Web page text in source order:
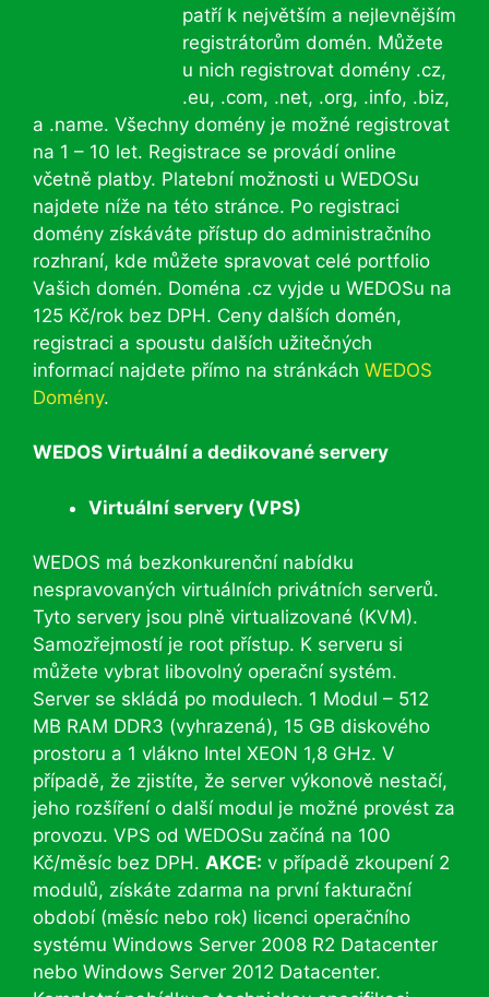
patří k největším a nejlevnějším
registrátorům domén. Můžete
u nich registrovat domény .cz,
.eu, .com, .net, .org, .info, .biz,
a .name. Všechny domény je možné registrovat
na 1 – 10 let. Registrace se provádí online
včetně platby. Platební možnosti u WEDOSu
najdete níže na této stránce. Po registraci
domény získáváte přístup do administračního
rozhraní, kde můžete spravovat celé portfolio
Vašich domén. Doména .cz vyjde u WEDOSu na
125 Kč/rok bez DPH. Ceny dalších domén,
registraci a spoustu dalších užitečných
informací najdete přímo na stránkách WEDOS
Domény.
WEDOS Virtuální a dedikované servery
Virtuální servery (VPS)
WEDOS má bezkonkurenční nabídku
nespravovaných virtuálních privátních serverů.
Tyto servery jsou plně virtualizované (KVM).
Samozřejmostí je root přístup. K serveru si
můžete vybrat libovolný operační systém.
Server se skládá po modulech. 1 Modul – 512
MB RAM DDR3 (vyhrazená), 15 GB diskového
prostoru a 1 vlákno Intel XEON 1,8 GHz. V
případě, že zjistíte, že server výkonově nestačí,
jeho rozšíření o další modul je možné provést za
provozu. VPS od WEDOSu začíná na 100
Kč/měsíc bez DPH. AKCE: v případě zkoupení 2
modulů, získáte zdarma na první fakturační
období (měsíc nebo rok) licenci operačního
systému Windows Server 2008 R2 Datacenter
nebo Windows Server 2012 Datacenter.